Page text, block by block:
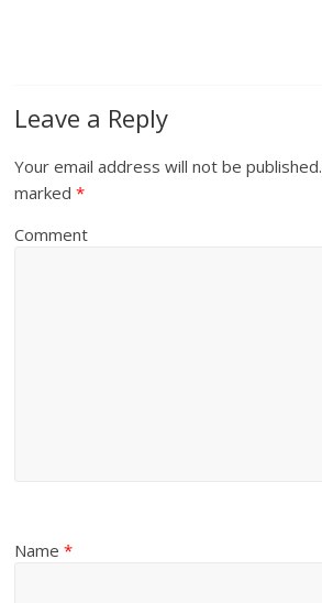
Leave a Reply
Your email address will not be published.
marked*
Comment
Name*